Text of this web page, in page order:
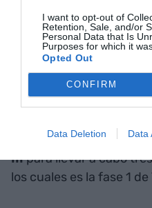
I want to opt-out of
Retention, Sale, and/or
Personal Data that Is
Purposes for which it
Opted Out
CONFIRM
Data Deletion Data
concreto, la
respuesta inmune del
encuentran de manera
podría ayudar a
las quimioterapias
de una iniciativa que ya
millones de euros del
IIIpara llevar a cabo
los cuales es la fase 1 de